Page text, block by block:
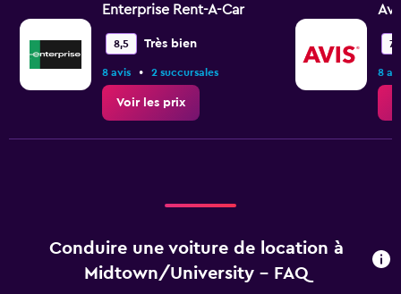
Enterprise Rent-A-Car
8,5 Très bien
8 avis • 2 succursales
Voir les prix
8
Conduire une voiture de location à
Midtown/University - FAQ